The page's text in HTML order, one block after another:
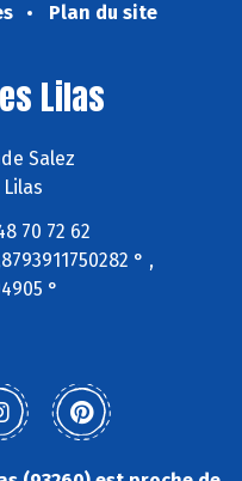
Plan du site
Lilas
Salez
70 72 62
° ,
°